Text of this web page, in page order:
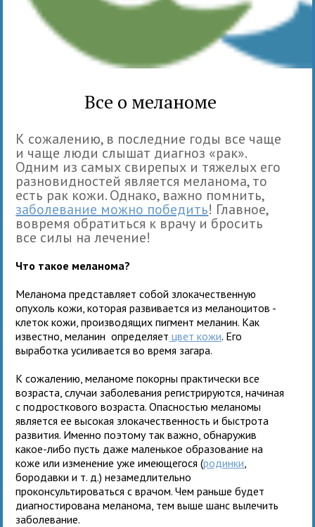
Все о меланоме
К сожалению, в последние годы все чаще
и чаще люди слышат диагноз «рак».
Одним из самых свирепых и тяжелых его
разновидностей является меланома, то
есть рак кожи. Однако, важно помнить,
заболевание можно победить! Главное,
вовремя обратиться к врачу и бросить
все силы на лечение!
Что такое меланома?
Меланома представляет собой злокачественную
опухоль кожи, которая развивается из меланоцитов -
клеток кожи, производящих пигмент меланин. Как
известно, меланин определяет цвет кожи. Его
выработка усиливается во время загара.
К сожалению, меланоме покорны практически все
возраста, случаи заболевания регистрируются, начиная
с подросткового возраста. Опасностью меланомы
является ее высокая злокачественность и быстрота
развития. Именно поэтому так важно, обнаружив
какое-либо пусть даже маленькое образование на
коже или изменение уже имеющегося (родинки
бородавки и т. д.) незамедлительно
проконсультироваться с врачом. Чем раньше будет
диагностирована меланома, тем выше шанс вылечить
заболевание.